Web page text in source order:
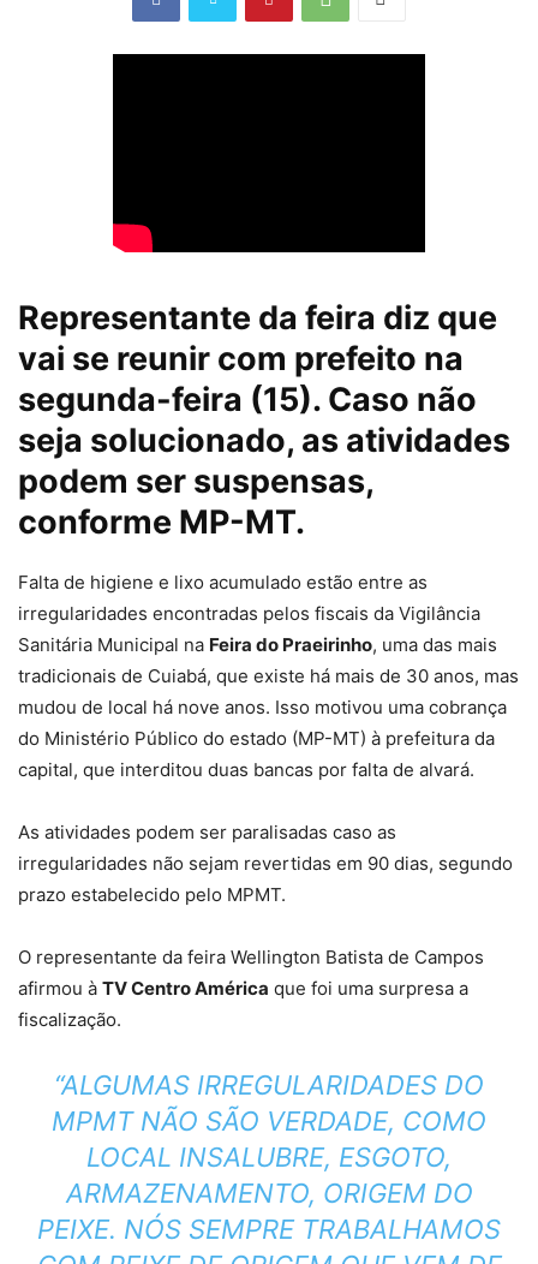
Representante da feira diz que
vai se reunir com prefeito na
segunda-feira (15). Caso não
seja solucionado, as atividades
podem ser suspensas,
conforme MP-MT.
Falta de higiene e lixo acumulado estão entre as
irregularidades encontradas pelos fiscais da Vigilância
Sanitária Municipal na Feira do Praeirinho, uma das mais
tradicionais de Cuiabá, que existe há mais de 30 anos, mas
mudou de local há nove anos. Isso motivou uma cobrança
do Ministério Público do estado (MP-MT) à prefeitura da
capital, que interditou duas bancas por falta de alvará.
As atividades podem ser paralisadas caso as
irregularidades não sejam revertidas em 90 dias, segundo
prazo estabelecido pelo MPMT.
O representante da feira Wellington Batista de Campos
afirmou à TV Centro América que foi uma surpresa a
fiscalização.
“ALGUMAS IRREGULARIDADES DO
MPMT NÃO SÃO VERDADE, COMO
LOCAL INSALUBRE, ESGOTO,
ARMAZENAMENTO, ORIGEM DO
PEIXE. NÓS SEMPRE TRABALHAMOS